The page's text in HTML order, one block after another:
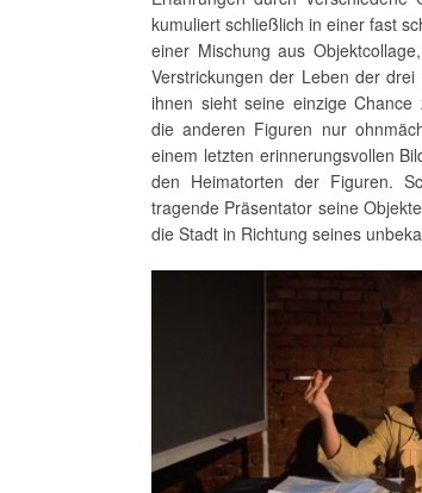
kumuliert schließlich in einer fast
einer Mischung aus
Verstrickungen der Leben der
ihnen sieht seine einzige
die anderen Figuren nur
einem letzten erinnerungsvollen
den Heimatorten der Figuren.
tragende Präsentator seine
die Stadt in Richtung seines